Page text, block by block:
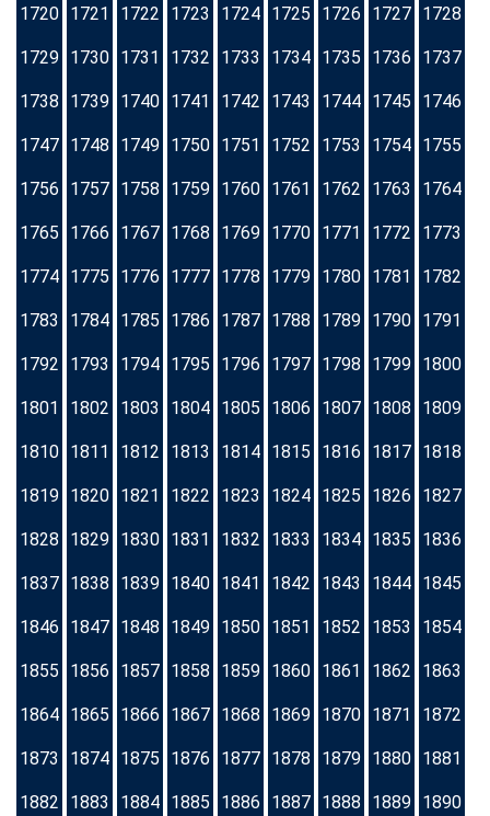
1720 1721 1722 1723 1724 1725 1726 1727 1728
1729 1730 1731 1732 1733 1734 1735 1736 1737
1738 1739 1740 1741 1742 1743 1744 1745 1746
1747 1748 1749 1750 1751 1752 1753 1754 1755
1756 1757 1758 1759 1760 1761 1762 1763 1764
1765 1766 1767 1768 1769 1770 1771 1772 1773
1774 1775 1776 1777 1778 1779 1780 1781 1782
1783 1784 1785 1786 1787 1788 1789 1790 1791
1792 1793 1794 1795 1796 1797 1798 1799 1800
1801 1802 1803 1804 1805 1806 1807 1808 1809
1810 1811 1812 1813 1814 1815 1816 1817 1818
1819 1820 1821 1822 1823 1824 1825 1826 1827
1828 1829 1830 1831 1832 1833 1834 1835 1836
1837 1838 1839 1840 1841 1842 1843 1844 1845
1846 1847 1848 1849 1850 1851 1852 1853 1854
1855 1856 1857 1858 1859 1860 1861 1862 1863
1864 1865 1866 1867 1868 1869 1870 1871 1872
1873 1874 1875 1876 1877 1878 1879 1880 1881
1882 1883 1884 1885 1886 1887 1888 1889 1890